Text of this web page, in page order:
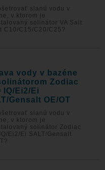
slanú vodu v
v ktorom je
solinátor VA Salt
C10/C15/C20/C25?
vody v bazéne
Zodiac
IQ/Ei2/Ei
Gensalt OE/OT
slanú vodu v
v ktorom je
solinátor Zodiac
Ei2/Ei SALT/Gensalt